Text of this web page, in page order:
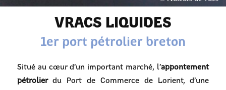
VRACS LIQUIDES
1er port pétrolier breton
Situé au cœur d’un important marché, l’appontement
pétrolierdu Port de Commerce de Lorient, d’une